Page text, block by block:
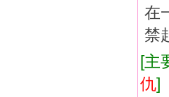
在
禁
[主
仇]